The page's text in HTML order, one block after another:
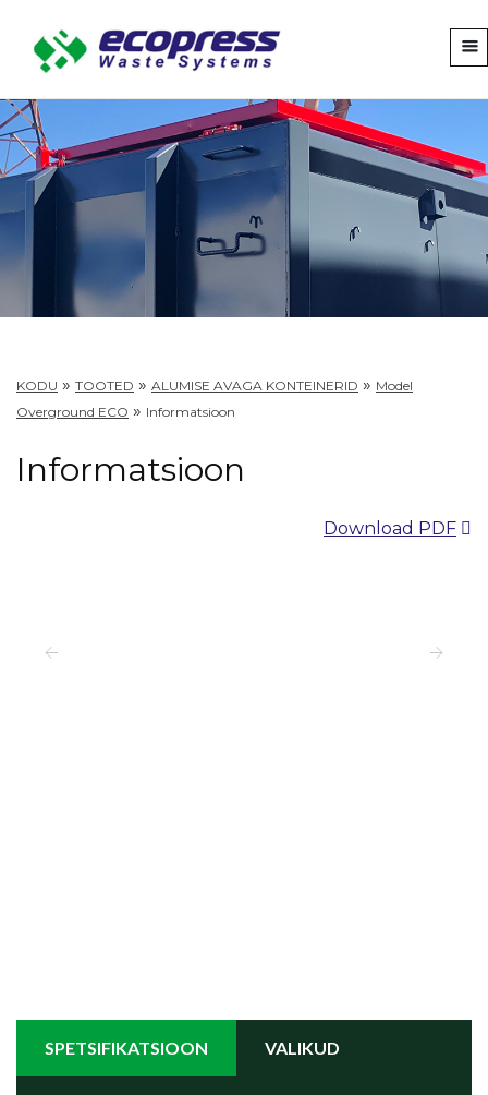
KODU » TOOTED » ALUMISE AVAGA KONTEINERID » Model
Overground ECO » Informatsioon
Informatsioon
Download PDF
SPETSIFIKATSIOON VALIKUD